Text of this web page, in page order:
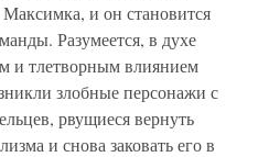
и он становится
Разумеется, в духе
и тлетворным влиянием
злобные персонажи с
рвущиеся вернуть
и снова заковать его в